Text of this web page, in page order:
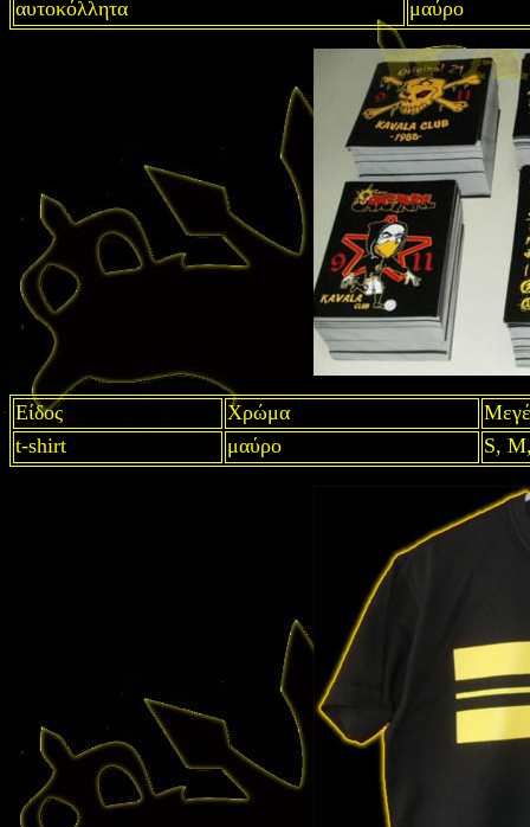
αυτοκόλλητα μαύρο
Είδος Χρώμα
t-shirt
μαύρο S,